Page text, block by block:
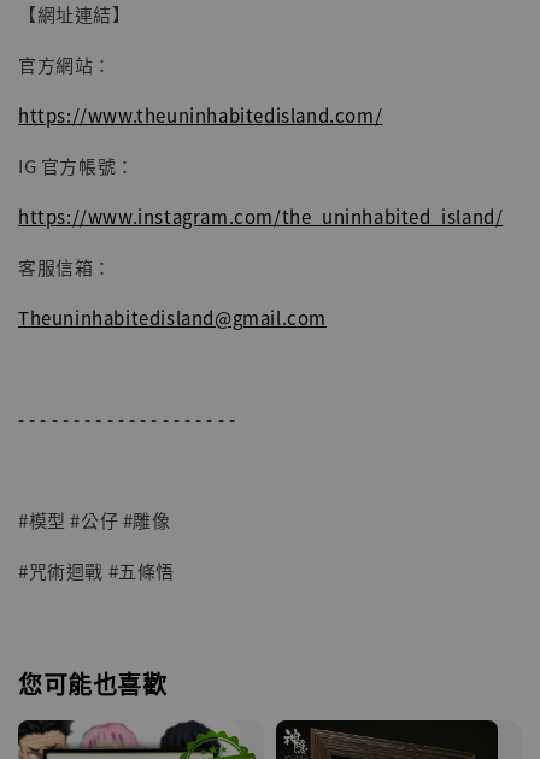
【網址連結】
官方網站：
https://www.theuninhabitedisland.com/
IG 官方帳號：
https://www.instagram.com/the_uninhabited_island/
客服信箱：
Theuninhabitedisland@gmail.com
- - - - - - - - - - - - - - - - - - - -
#模型 #公仔 #雕像
#咒術迴戰 #五條悟
您可能也喜歡